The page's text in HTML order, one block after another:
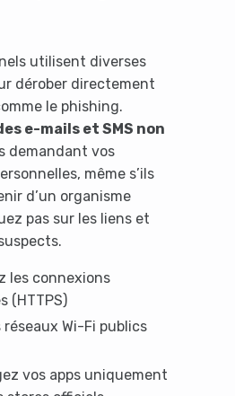
utilisent diverses
dérober directement
le phishing.
e-mails et SMS non
demandant vos
même s’ils
d’un organisme
pas sur les liens et
les connexions
(HTTPS)
réseaux Wi-Fi publics
vos apps uniquement